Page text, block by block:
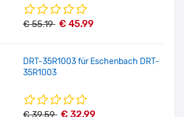
€ 55.19 € 45.99
DRT-35R1003 für Eschenbach DRT-
35R1003
€ 39.59 € 32.99